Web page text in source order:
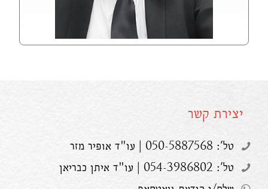
יצירת קשר
טל': 050-5887568 | עו"ד אופיר מזר
טל': 054-3986802 | עו"ד איתן כבריאן